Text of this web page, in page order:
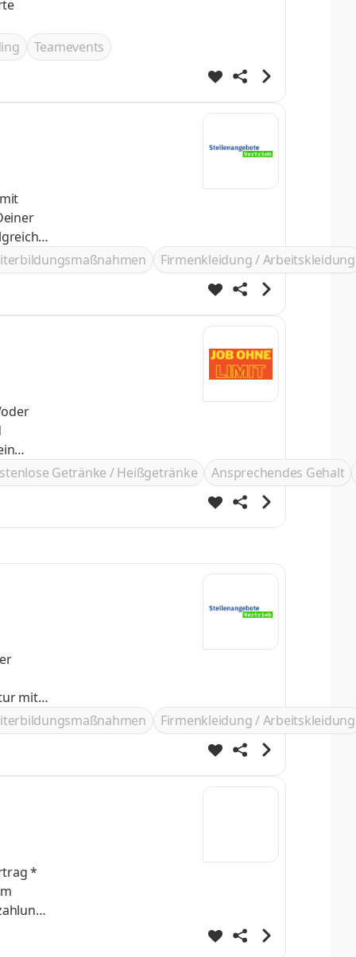
Teamevents
Firmenkleidung / Arbeitskleidung
Getränke / Heißgetränke
Ansprechendes Gehalt
mit
Firmenkleidung / Arbeitskleidung